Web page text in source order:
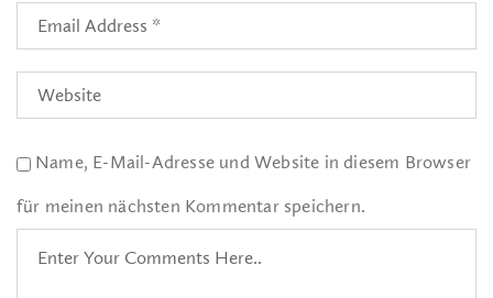
Name, E-Mail-Adresse und Website in diesem Browser
für meinen nächsten Kommentar speichern.